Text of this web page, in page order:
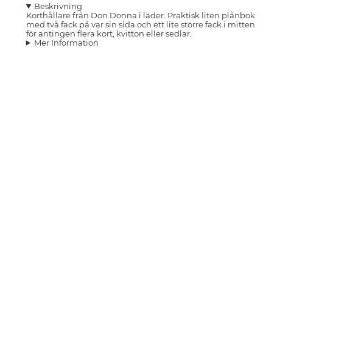
Beskrivning
Korthållare från Don Donna i läder. Praktisk liten plånbok
med två fack på var sin sida och ett lite större fack i mitten
för antingen flera kort, kvitton eller sedlar.
Mer Information